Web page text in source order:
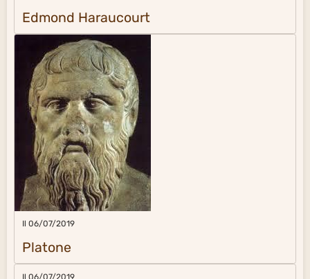
Edmond Haraucourt
Il 06/07/2019
Platone
Il 06/07/2019